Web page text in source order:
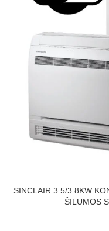
SINCLAIR 3.5/3.8KW
ŠILUMOS